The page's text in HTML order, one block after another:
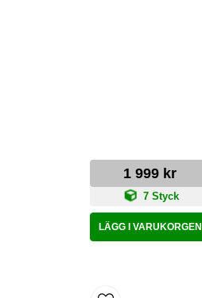
1 999 kr
7 Styck
LÄGG I VARUKORGEN